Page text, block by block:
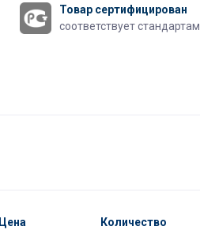
Товар сертифицирован
соответствует стандартам
Цена Количество